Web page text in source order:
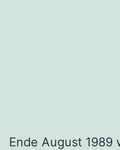
Ende August 1989